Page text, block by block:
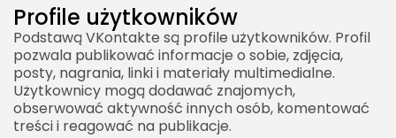
Profile użytkowników
Podstawą VKontakte są profile użytkowników. Profil
pozwala publikować informacje o sobie, zdjęcia,
posty, nagrania, linki i materiały multimedialne.
Użytkownicy mogą dodawać znajomych,
obserwować aktywność innych osób, komentować
treści i reagować na publikacje.